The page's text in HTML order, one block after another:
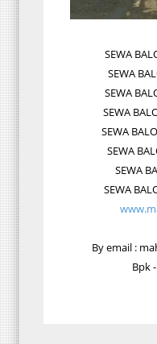
SEWA
SEWA
SEWA
SEWA
SEWA
SEWA
SEWA
SEWA
By email :
Bpk